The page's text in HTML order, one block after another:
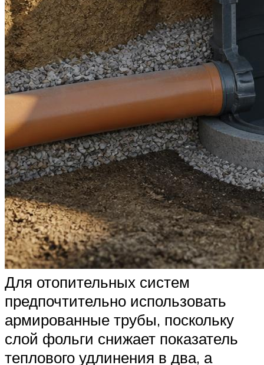
Для отопительных систем
предпочтительно использовать
армированные трубы, поскольку
слой фольги снижает показатель
теплового удлинения в два, а